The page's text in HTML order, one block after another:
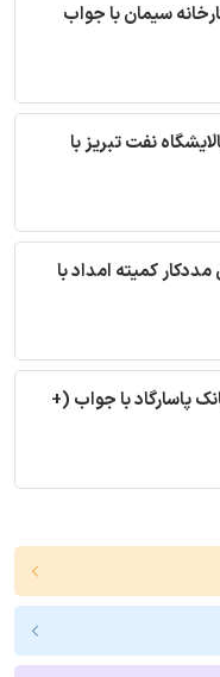
سیمان با جواب
نفت تبریز با
کمیته امداد با
پاسارگاد با جواب (+